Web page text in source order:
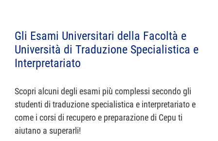
Gli Esami Universitari della Facoltà e
Università di Traduzione Specialistica e
Interpretariato
Scopri alcuni degli esami più complessi secondo gli
studenti di traduzione specialistica e interpretariato e
come i corsi di recupero e preparazione di Cepu ti
aiutano a superarli!